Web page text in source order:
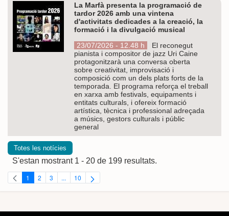
La Marfà presenta la programació de
tardor 2026 amb una vintena
d'activitats dedicades a la creació, la
formació i la divulgació musical
23/07/2026 - 12.48 h
El reconegut
pianista i compositor de jazz Uri Caine
protagonitzarà una conversa oberta
sobre creativitat, improvisació i
composició com un dels plats forts de la
temporada. El programa reforça el treball
en xarxa amb festivals, equipaments i
entitats culturals, i ofereix formació
artística, tècnica i professional adreçada
a músics, gestors culturals i públic
general
Totes les notícies
S'estan mostrant 1 - 20 de 199 resultats.
Pàgina
1 Pàgina
2 Pàgina
3 ...Pàgines intermèdies Utilitzeu TAB per navegar.
Pàgina
10